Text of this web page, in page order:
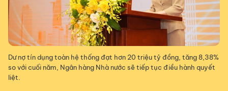
Dư nợ tín dụng toàn hệ thống đạt hơn 20 triệu tỷ đồng, tăng 8,38%
so với cuối năm, Ngân hàng Nhà nước sẽ tiếp tục điều hành quyết
liệt.